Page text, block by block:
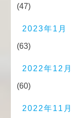
(47)
2023年1月
(63)
2022年12月
(60)
2022年11月